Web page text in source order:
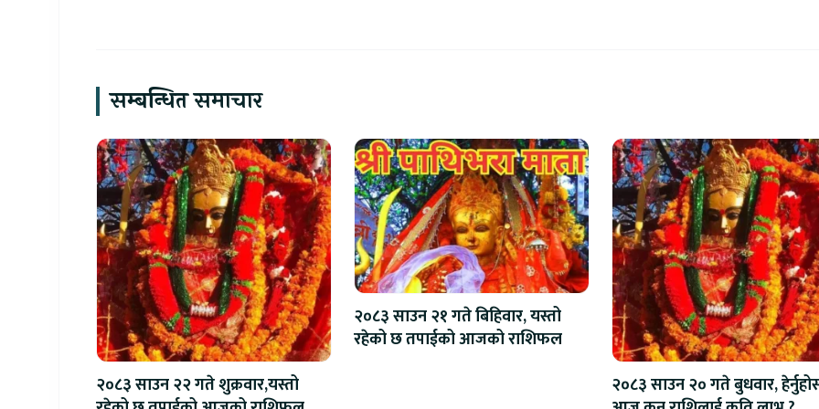
सम्बन्धित समाचार
२०८३ साउन २२ गते शुक्रवार,यस्तो
२०८३ साउन २१ गते बिहिवार, यस्तो
रहेको छ तपाईको आजको राशिफल
२०८३ साउन २० गते बुधवार,